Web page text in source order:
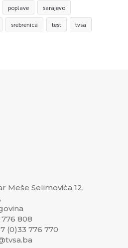
poplave sarajevo
srebrenica test tvsa
Meše Selimovića 12,
776 808
(0)33 776 770